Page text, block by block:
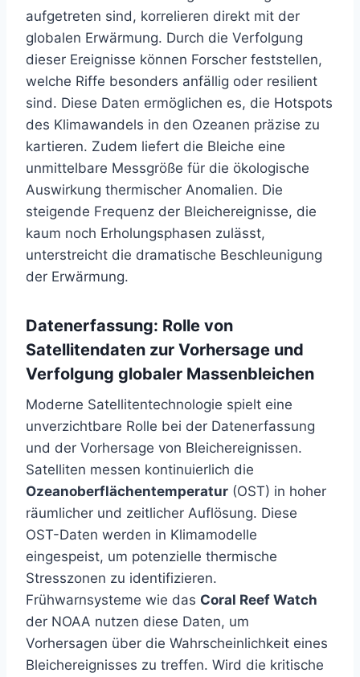
aufgetreten sind, korrelieren direkt mit der
globalen Erwärmung. Durch die Verfolgung
dieser Ereignisse können Forscher feststellen,
welche Riffe besonders anfällig oder resilient
sind. Diese Daten ermöglichen es, die Hotspots
des Klimawandels in den Ozeanen präzise zu
kartieren. Zudem liefert die Bleiche eine
unmittelbare Messgröße für die ökologische
Auswirkung thermischer Anomalien. Die
steigende Frequenz der Bleichereignisse, die
kaum noch Erholungsphasen zulässt,
unterstreicht die dramatische Beschleunigung
der Erwärmung.
Datenerfassung: Rolle von
Satellitendaten zur Vorhersage und
Verfolgung globaler Massenbleichen
Moderne Satellitentechnologie spielt eine
unverzichtbare Rolle bei der Datenerfassung
und der Vorhersage von Bleichereignissen.
Satelliten messen kontinuierlich die
Ozeanoberflächentemperatur (OST) in hoher
räumlicher und zeitlicher Auflösung. Diese
OST-Daten werden in Klimamodelle
eingespeist, um potenzielle thermische
Stresszonen zu identifizieren.
Frühwarnsysteme wie das Coral Reef Watch
der NOAA nutzen diese Daten, um
Vorhersagen über die Wahrscheinlichkeit eines
Bleichereignisses zu treffen. Wird die kritische